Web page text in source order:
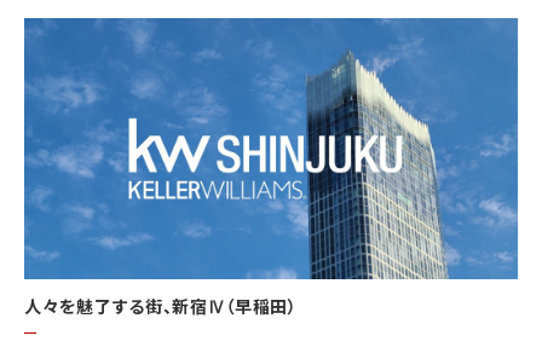
(1) 第4.1項第1号から第4号までのいずれかに該当する場合
(2) 学術研究機関等から要配慮個人情報を取得する場合であって、当該要配慮個人情報
を学術研究目的で取得する必要があるとき（当該要配慮個人情報を取得する目的の一
部が学術研究目的である場合を含み、個人の権利利益を不当に侵害するおそれがある
場合を除きます。）（当該個人情報取扱事業者と当該学術研究機関等が共同して学術研
究を行う場合に限ります。）
(3) 当該要配慮個人情報が、本人、国の機関、地方公共団体、学術研究機関等、個人情報
保護法第57条第1項各号に掲げる者その他個人情報保護委員会規則で定める者により
公開されている場合
(4) 本人を目視し、又は撮影することにより、その外形上明らかな要配慮個人情報を取得
する場合
(5) 第三者から要配慮個人情報の提供を受ける場合であって、当該第三者による当該提
供が第8.1項各号のいずれかに該当するとき
5.3 当社は、第三者から個人情報の提供を受けるに際しては、個人情報保護委員会規則
人々を魅了する街、新宿Ⅳ（早稲田）